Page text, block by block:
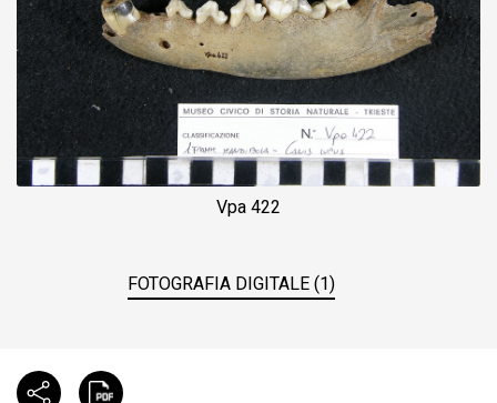
Vpa 422
FOTOGRAFIA DIGITALE (1)